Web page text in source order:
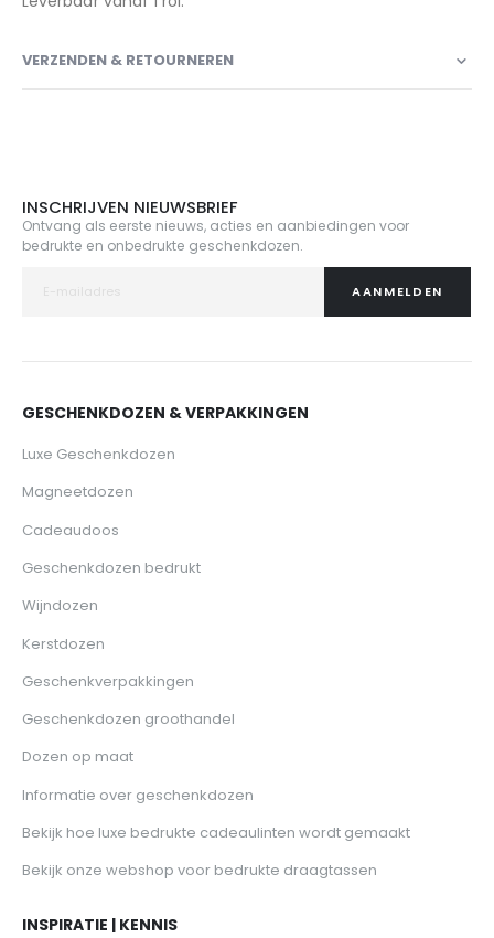
VERZENDEN & RETOURNEREN
INSCHRIJVEN NIEUWSBRIEF
Ontvang als eerste nieuws, acties en aanbiedingen voor
bedrukte en onbedrukte geschenkdozen.
AANMELDEN
GESCHENKDOZEN & VERPAKKINGEN
Luxe Geschenkdozen
Magneetdozen
Cadeaudoos
Geschenkdozen bedrukt
Wijndozen
Kerstdozen
Geschenkverpakkingen
Geschenkdozen groothandel
Dozen op maat
Informatie over geschenkdozen
Bekijk hoe luxe bedrukte cadeaulinten wordt gemaakt
Bekijk onze webshop voor bedrukte draagtassen
INSPIRATIE | KENNIS